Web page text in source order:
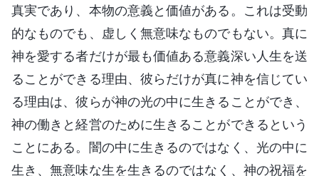
真実であり、本物の意義と価値がある。これは受動
的なものでも、虚しく無意味なものでもない。真に
神を愛する者だけが最も価値ある意義深い人生を送
ることができる理由、彼らだけが真に神を信じてい
る理由は、彼らが神の光の中に生きることができ、
神の働きと経営のために生きることができるという
ことにある。闇の中に生きるのではなく、光の中に
生き、無意味な生を生きるのではなく、神の祝福を